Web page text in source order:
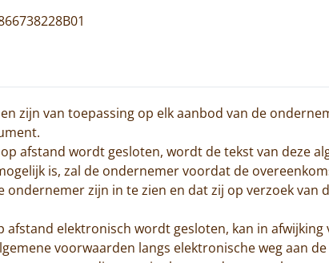
zijn van toepassing op elk aanbod van de
afstand wordt gesloten, wordt de tekst van deze
is, zal de ondernemer voordat de
ondernemer zijn in te zien en dat zij op verzoek
afstand elektronisch wordt gesloten, kan in
voorwaarden langs elektronische weg aan